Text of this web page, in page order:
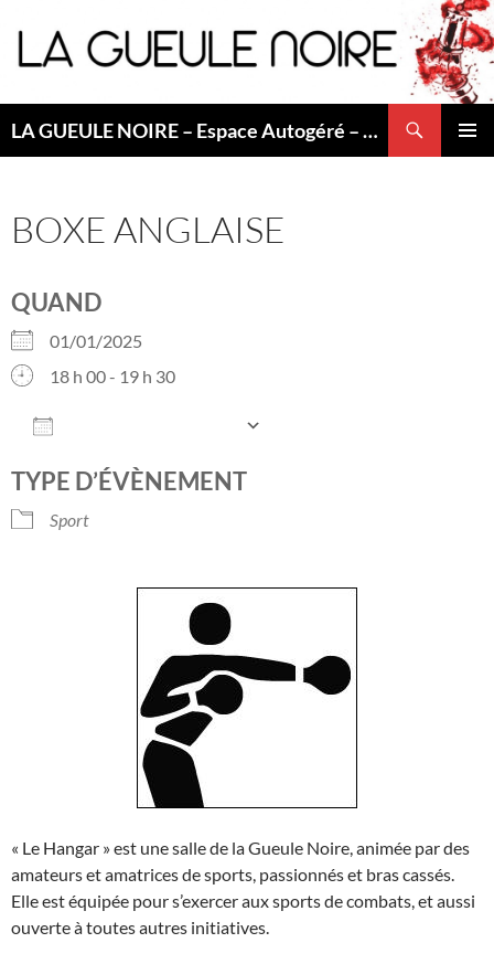
au
contenu
LA GUEULE NOIRE – Espace Autogéré – Saint Etienne
BOXE ANGLAISE
QUAND
01/01/2025
18 h 00 - 19 h 30
TYPE D’ÉVÈNEMENT
Sport
« Le Hangar » est une salle de la Gueule Noire, animée par des
amateurs et amatrices de sports, passionnés et bras cassés.
Elle est équipée pour s’exercer aux sports de combats, et aussi
ouverte à toutes autres initiatives.